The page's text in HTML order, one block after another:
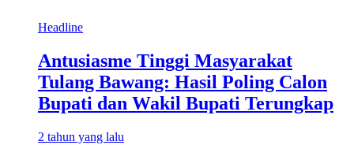
Headline
Antusiasme Tinggi Masyarakat
Tulang Bawang: Hasil Poling Calon
Bupati dan Wakil Bupati Terungkap
2 tahun yang lalu